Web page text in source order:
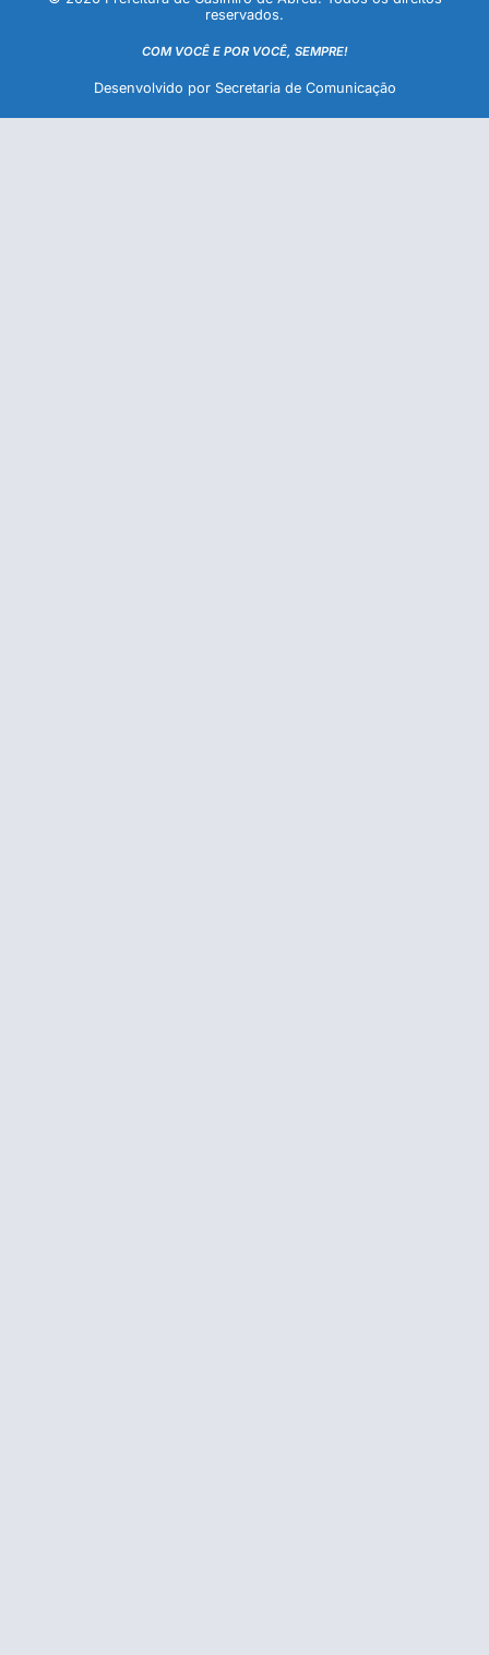
reservados.
COM VOCÊ E POR VOCÊ, SEMPRE!
Desenvolvido por Secretaria de Comunicação